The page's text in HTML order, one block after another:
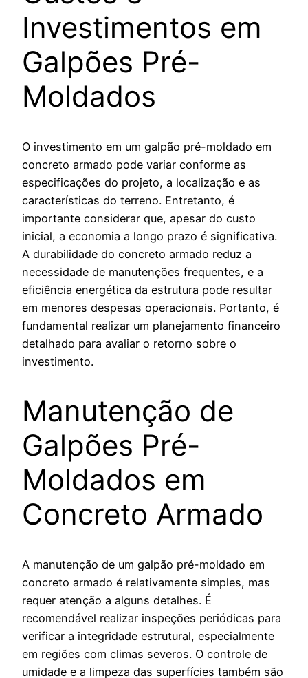
Investimentos em
Galpões Pré-
Moldados
O investimento em um galpão pré-moldado em
concreto armado pode variar conforme as
especificações do projeto, a localização e as
características do terreno. Entretanto, é
importante considerar que, apesar do custo
inicial, a economia a longo prazo é significativa.
A durabilidade do concreto armado reduz a
necessidade de manutenções frequentes, e a
eficiência energética da estrutura pode resultar
em menores despesas operacionais. Portanto, é
fundamental realizar um planejamento financeiro
detalhado para avaliar o retorno sobre o
investimento.
Manutenção de
Galpões Pré-
Moldados em
Concreto Armado
A manutenção de um galpão pré-moldado em
concreto armado é relativamente simples, mas
requer atenção a alguns detalhes. É
recomendável realizar inspeções periódicas para
verificar a integridade estrutural, especialmente
em regiões com climas severos. O controle de
umidade e a limpeza das superfícies também são